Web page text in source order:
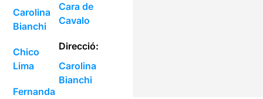
Carolina
Bianchi
Chico
Lima
Fernanda
Cara de
Cavalo
Direcció:
Carolina
Bianchi